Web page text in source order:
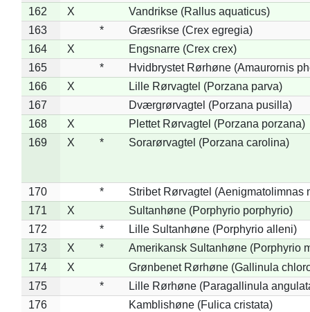
162
X
Vandrikse (Rallus aquaticus)
163
*
Græsrikse (Crex egregia)
164
X
Engsnarre (Crex crex)
165
*
Hvidbrystet Rørhøne (Amaurornis
166
X
Lille Rørvagtel (Porzana parva)
167
Dværgrørvagtel (Porzana pusilla)
168
X
Plettet Rørvagtel (Porzana porzana)
169
X * Sorarørvagtel (Porzana carolina)
170 *
Stribet Rørvagtel (Aenigmatolimnas
171
X
Sultanhøne (Porphyrio porphyrio)
172
*
Lille Sultanhøne (Porphyrio alleni)
173
X *
Amerikansk Sultanhøne (Porphyrio
174
X
Grønbenet Rørhøne (Gallinula
175
*
Lille Rørhøne (Paragallinula
176
Kamblishøne (Fulica cristata)